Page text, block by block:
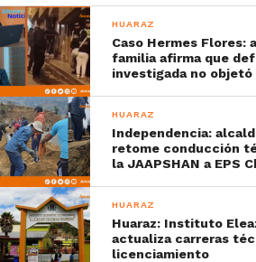
HUARAZ
Caso Hermes Flores:
familia afirma que
investigada no
HUARAZ
Independencia:
retome conducción
la JAAPSHAN a EPS
HUARAZ
Huaraz: Instituto
actualiza carreras
licenciamiento